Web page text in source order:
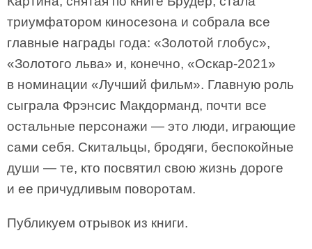
триумфатором киносезона и собрала все
главные награды года: «Золотой глобус»,
«Золотого льва» и, конечно, «Оскар-2021»
в номинации «Лучший фильм». Главную роль
сыграла Фрэнсис Макдорманд, почти все
остальные персонажи — это люди, играющие
сами себя. Скитальцы, бродяги, беспокойные
души — те, кто посвятил свою жизнь дороге
и ее причудливым поворотам.
Публикуем отрывок из книги.